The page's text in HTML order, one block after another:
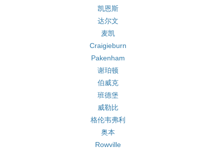
凯恩斯
达尔文
麦凯
Craigieburn
Pakenham
谢珀顿
伯威克
班德堡
威勒比
格伦韦弗利
奥本
Rowville